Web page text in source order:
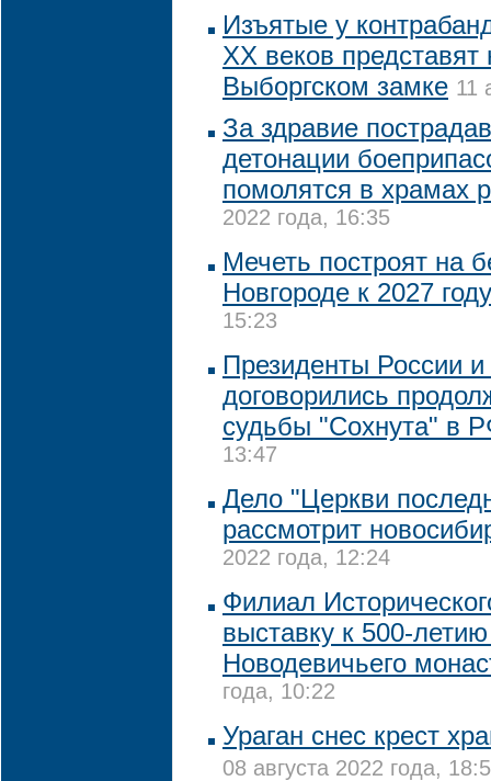
Изъятые у
XX веков
Выборгском замке 11
За здравие
детонации
помолятся в храмах
2022 года, 16:35
Мечеть построят на
Новгороде к 2027 году
15:23
Президенты России
договорились
судьбы "Сохнута" в
13:47
Дело "Церкви
рассмотрит
2022 года, 12:24
Филиал
выставку к 500-
Новодевичьего
года, 10:22
Ураган снес крест
08 августа 2022 года,